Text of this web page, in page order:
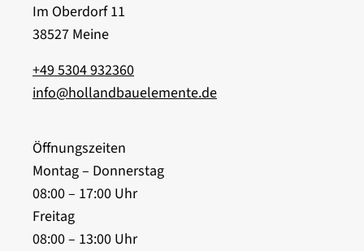
Im Oberdorf 11
38527 Meine
+49 5304 932360
info@hollandbauelemente.de
Öffnungszeiten
Montag – Donnerstag
08:00 – 17:00 Uhr
Freitag
08:00 – 13:00 Uhr